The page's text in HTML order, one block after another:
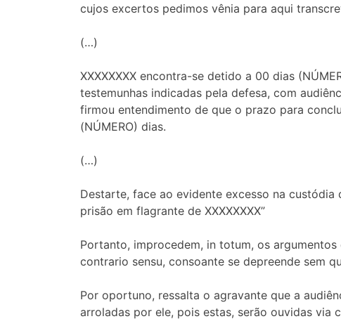
cujos excertos pedimos vênia para aqui
(…)
XXXXXXXX encontra-se detido a 00 dias
testemunhas indicadas pela defesa, com
firmou entendimento de que o prazo para
(NÚMERO) dias.
(…)
Destarte, face ao evidente excesso na
prisão em flagrante de XXXXXXXX”
Portanto, improcedem, in totum, os
contrario sensu, consoante se depreende sem
Por oportuno, ressalta o agravante que a
arroladas por ele, pois estas, serão ouvidas